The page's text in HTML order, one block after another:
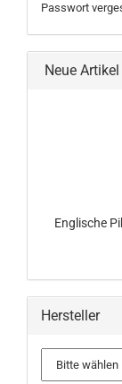
Passwort
Neue Artikel
Englische
Hersteller